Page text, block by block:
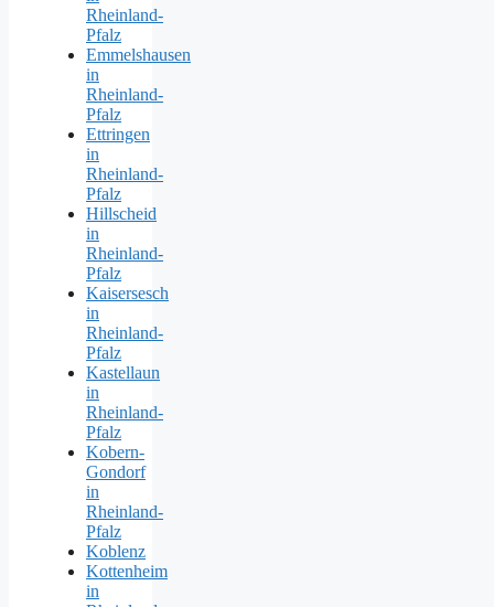
Rheinland-
Pfalz
Emmelshausen
in
Rheinland-
Pfalz
Ettringen
in
Rheinland-
Pfalz
Hillscheid
in
Rheinland-
Pfalz
Kaisersesch
in
Rheinland-
Pfalz
Kastellaun
in
Rheinland-
Pfalz
Kobern-
Gondorf
in
Rheinland-
Pfalz
Koblenz
Kottenheim
in